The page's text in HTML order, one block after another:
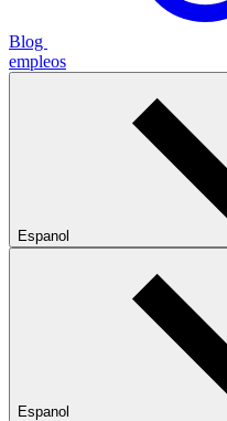
Blog
empleos
Espanol
Espanol